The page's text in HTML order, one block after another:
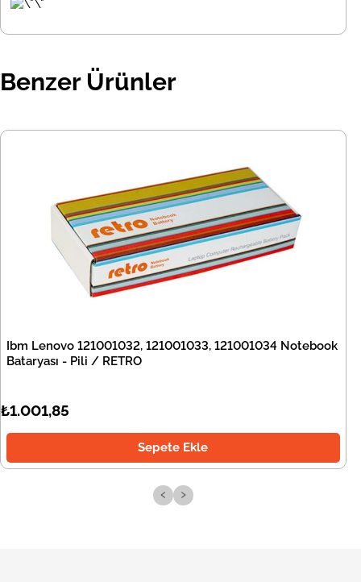
Benzer Ürünler
Ibm Lenovo 121001032, 121001033, 121001034 Notebook
Bataryası - Pili / RETRO
₺1.001,85
Sepete Ekle
‹ ›